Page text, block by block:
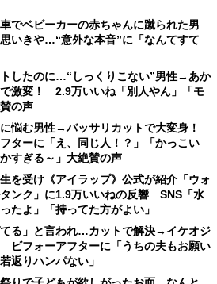
車でベビーカーの赤ちゃんに蹴られた男
いきや…“意外な本音”に「なんてすて
したのに…“しっくりこない”男性→あか
激変！ 2.9万いいね「別人やん」「モ
の声
に悩む男性→バッサリカットで大変身！
ターに「え、同じ人！？」「かっこい
すぎる～」大絶賛の声
を受け《アイラップ》公式が紹介「ウォ
ンク」に1.9万いいねの反響 SNS「水
たよ」「持ってた方がよい」
る」と言われ…カットで解決→イケオジ
ビフォーアフターに「うちの夫もお願い
返りハンパない」